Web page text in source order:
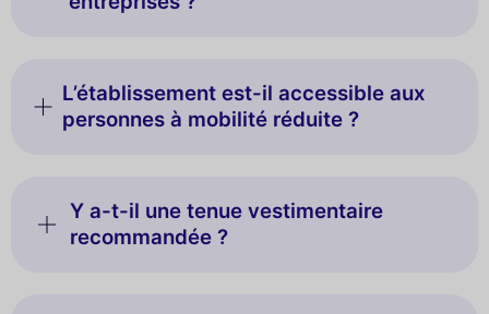
L’établissement est-il accessible aux
personnes à mobilité réduite ?
Y a-t-il une tenue vestimentaire
recommandée ?